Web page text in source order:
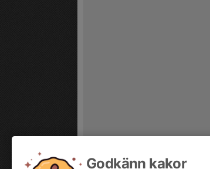
Godkänn kakor